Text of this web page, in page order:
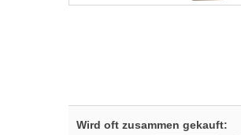
Wird oft zusammen gekauft: